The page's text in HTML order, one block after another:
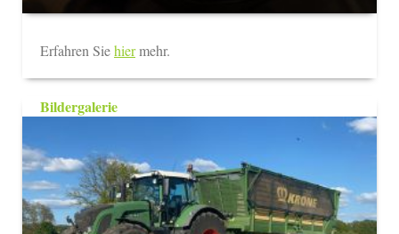
Erfahren Siehiermehr.
Bildergalerie